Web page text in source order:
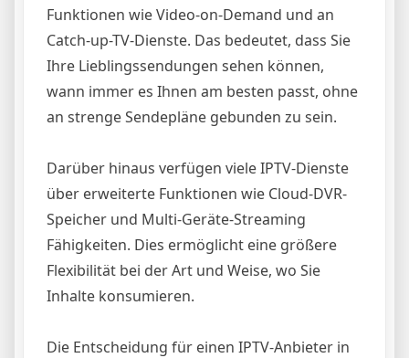
Funktionen wie Video-on-Demand und an
Catch-up-TV-Dienste. Das bedeutet, dass Sie
Ihre Lieblingssendungen sehen können,
wann immer es Ihnen am besten passt, ohne
an strenge Sendepläne gebunden zu sein.
Darüber hinaus verfügen viele IPTV-Dienste
über erweiterte Funktionen wie Cloud-DVR-
Speicher und Multi-Geräte-Streaming
Fähigkeiten. Dies ermöglicht eine größere
Flexibilität bei der Art und Weise, wo Sie
Inhalte konsumieren.
Die Entscheidung für einen IPTV-Anbieter in